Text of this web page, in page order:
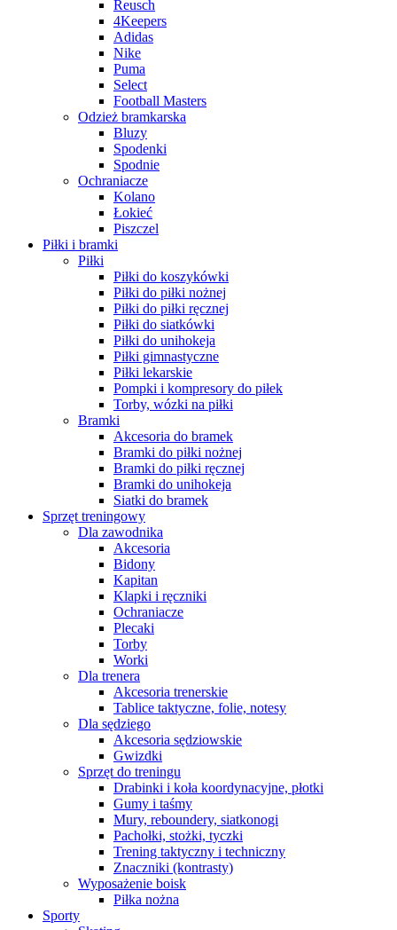
Reusch
4Keepers
Adidas
Nike
Puma
Select
Football Masters
Odzież bramkarska
Bluzy
Spodenki
Spodnie
Ochraniacze
Kolano
Łokieć
Piszczel
Piłki i bramki
Piłki
Piłki do koszykówki
Piłki do piłki nożnej
Piłki do piłki ręcznej
Piłki do siatkówki
Piłki do unihokeja
Piłki gimnastyczne
Piłki lekarskie
Pompki i kompresory do piłek
Torby, wózki na piłki
Bramki
Akcesoria do bramek
Bramki do piłki nożnej
Bramki do piłki ręcznej
Bramki do unihokeja
Siatki do bramek
Sprzęt treningowy
Dla zawodnika
Akcesoria
Bidony
Kapitan
Klapki i ręczniki
Ochraniacze
Plecaki
Torby
Worki
Dla trenera
Akcesoria trenerskie
Tablice taktyczne, folie, notesy
Dla sędziego
Akcesoria sędziowskie
Gwizdki
Sprzęt do treningu
Drabinki i koła koordynacyjne, płotki
Gumy i taśmy
Mury, reboundery, siatkonogi
Pachołki, stożki, tyczki
Trening taktyczny i techniczny
Znaczniki (kontrasty)
Wyposażenie boisk
Piłka nożna
Sporty